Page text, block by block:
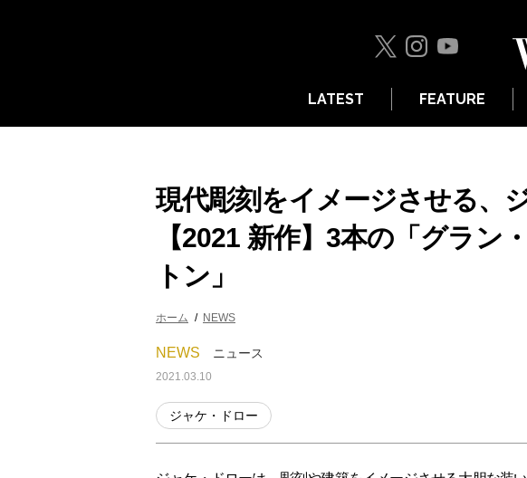
LATEST FEATURE
現代彫刻をイメージさせる、
【2021 新作】3本の「グラン
トン」
ホーム NEWS
NEWS ニュース
2021.03.10
ジャケ・ドロー